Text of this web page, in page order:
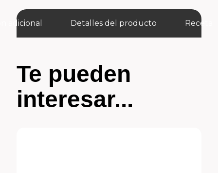
adicional Detalles del producto Receta
Te pueden
interesar...